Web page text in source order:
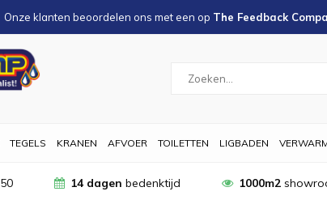
Onze klanten beoordelen ons met een op The Feedback
TEGELS KRANEN AFVOER TOILETTEN LIGBADEN
14 dagen bedenktijd 1000m2